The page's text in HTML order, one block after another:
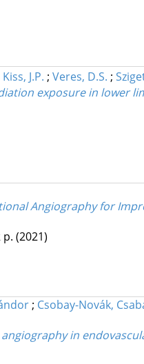
Kiss, J.P. ; Veres, D.S. ;
exposure in lower
Angiography for
p. (2021)
; Csobay-Novák,
in